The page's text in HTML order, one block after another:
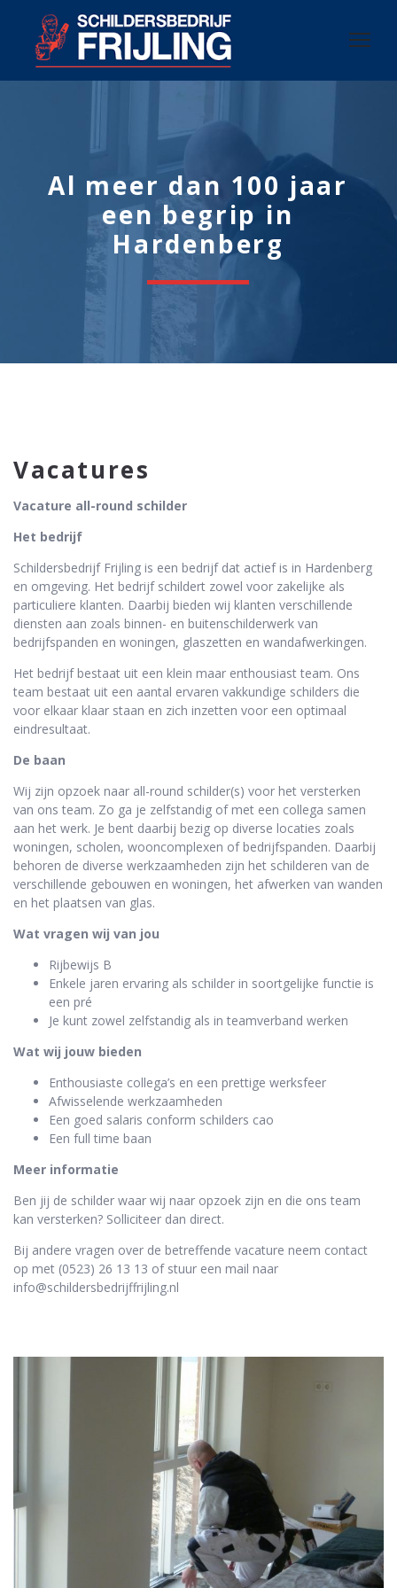
Al meer dan 100 jaar
een begrip in
Hardenberg
Vacatures
Vacature all-round schilder
Het bedrijf
Schildersbedrijf Frijling is een bedrijf dat actief is in Hardenberg
en omgeving. Het bedrijf schildert zowel voor zakelijke als
particuliere klanten. Daarbij bieden wij klanten verschillende
diensten aan zoals binnen- en buitenschilderwerk van
bedrijfspanden en woningen, glaszetten en wandafwerkingen.
Het bedrijf bestaat uit een klein maar enthousiast team. Ons
team bestaat uit een aantal ervaren vakkundige schilders die
voor elkaar klaar staan en zich inzetten voor een optimaal
eindresultaat.
De baan
Wij zijn opzoek naar all-round schilder(s) voor het versterken
van ons team. Zo ga je zelfstandig of met een collega samen
aan het werk. Je bent daarbij bezig op diverse locaties zoals
woningen, scholen, wooncomplexen of bedrijfspanden. Daarbij
behoren de diverse werkzaamheden zijn het schilderen van de
verschillende gebouwen en woningen, het afwerken van wanden
en het plaatsen van glas.
Wat vragen wij van jou
Rijbewijs B
Enkele jaren ervaring als schilder in soortgelijke functie is
een pré
Je kunt zowel zelfstandig als in teamverband werken
Wat wij jouw bieden
Enthousiaste collega’s en een prettige werksfeer
Afwisselende werkzaamheden
Een goed salaris conform schilders cao
Een full time baan
Meer informatie
Ben jij de schilder waar wij naar opzoek zijn en die ons team
kan versterken? Solliciteer dan direct.
Bij andere vragen over de betreffende vacature neem contact
op met (0523) 26 13 13 of stuur een mail naar
info@schildersbedrijffrijling.nl